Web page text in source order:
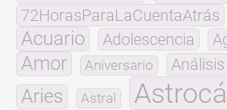
72HorasParaLaCuentaAtrás
Acuario Adolescencia
Amor Aniversario
Aries Astral